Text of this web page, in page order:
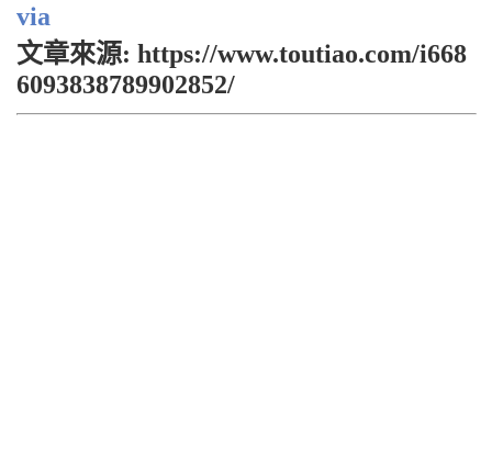
via
文章來源: https://www.toutiao.com/i668
6093838789902852/